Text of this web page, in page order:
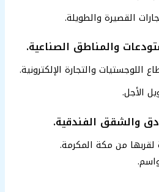
القصيرة والطويلة.
اللوجستيات والتجارة الإلكترونية.
الأجل.
من مكة المكرمة.